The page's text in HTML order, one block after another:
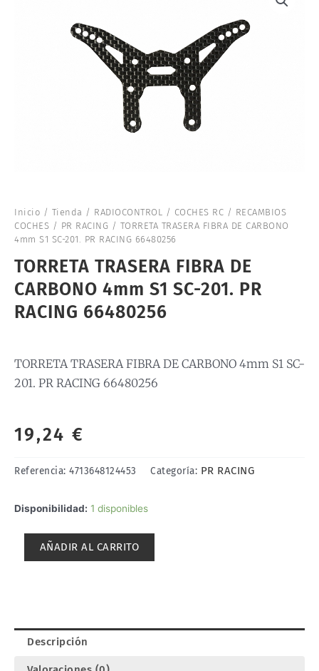
Inicio / Tienda / RADIOCONTROL / COCHES RC / RECAMBIOS
COCHES / PR RACING / TORRETA TRASERA FIBRA DE CARBONO
4mm S1 SC-201. PR RACING 66480256
TORRETA TRASERA FIBRA DE
CARBONO 4mm S1 SC-201. PR
RACING 66480256
TORRETA TRASERA FIBRA DE CARBONO 4mm S1 SC-
201. PR RACING 66480256
19,24 €
Referencia: 4713648124453 Categoría: PR RACING
Disponibilidad: 1 disponibles
TORRETA
201.
RACING
AÑADIR AL CARRITO
Descripción